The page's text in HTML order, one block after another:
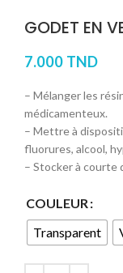
GODET EN
7.000 TND
– Mélanger les
médicamenteux.
– Mettre à
fluorures, alcool,
– Stocker à courte
COULEUR
Transparent